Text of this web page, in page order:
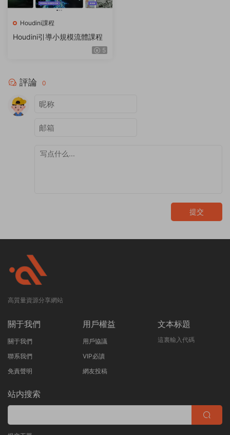
Houdini課程
Houdini引導小規模流體課程
5
評論 0
提交
高質量資源分享網站
關于我們
關于我們
聯系我們
免責聲明
用戶權益
用戶協議
VIP必讀
網友投稿
文本标題
這裏輸入代碼
站内搜索